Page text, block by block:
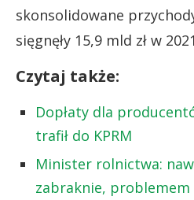
skonsolidowane
sięgnęły 15,9 mld zł w
Czytaj także:
Dopłaty dla
trafił do KPRM
Minister rolnictwa:
zabraknie, problemem